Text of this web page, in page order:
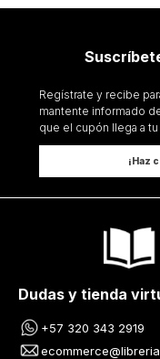
Regístrate y recibe
mantente informado
que el cupón llega a
¡Haz
Dudas y tienda
+57 320 343 2919